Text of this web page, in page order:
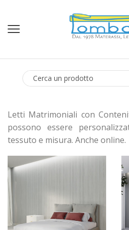
Letti Matrimoniali con
possono essere
tessuto e misura. Anche online.